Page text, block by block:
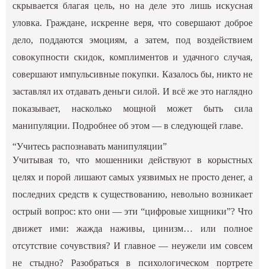
скрывается благая цель, но на деле это лишь искусная
уловка. Граждане, искренне веря, что совершают доброе
дело, поддаются эмоциям, а затем, под воздействием
совокупности скидок, комплиментов и удачного случая,
совершают импульсивные покупки. Казалось бы, никто не
заставлял их отдавать деньги силой. И всё же это наглядно
показывает, насколько мощной может быть сила
манипуляции. Подробнее об этом — в следующей главе.
“Учитесь распознавать манипуляции”
Учитывая то, что мошенники действуют в корыстных
целях и порой лишают самых уязвимых не просто денег, а
последних средств к существованию, невольно возникает
острый вопрос: кто они — эти “цифровые хищники”? Что
движет ими: жажда наживы, цинизм… или полное
отсутствие сочувствия? И главное — неужели им совсем
не стыдно? Разобраться впсихологическом портрете